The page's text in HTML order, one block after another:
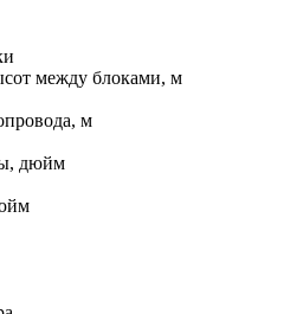
между блоками, м
м
дюйм